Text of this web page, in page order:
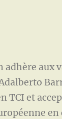
adhère aux
TCI et
en